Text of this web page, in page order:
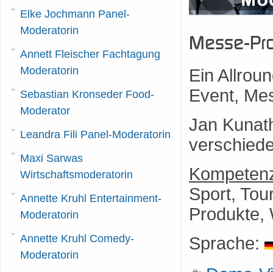
Messe-
Ein
Event,
Jan
Sport,
Produkte,
Sprache:
Elke Jochmann Panel-
Moderatorin
Annett Fleischer Fachtagung
Moderatorin
Sebastian Kronseder Food-
Moderator
Leandra Fili Panel-Moderatorin
Maxi Sarwas
Wirtschaftsmoderatorin
Annette Kruhl Entertainment-
Moderatorin
Annette Kruhl Comedy-
Moderatorin